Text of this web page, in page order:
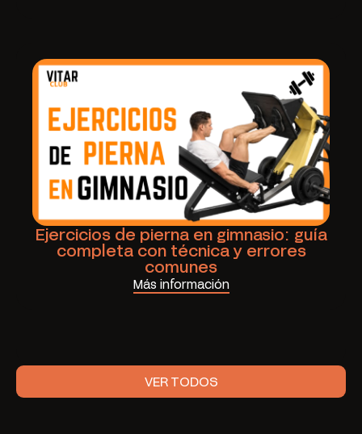
Ejercicios de pierna en gimnasio: guía
completa con técnica y errores
comunes
Más información
VER TODOS